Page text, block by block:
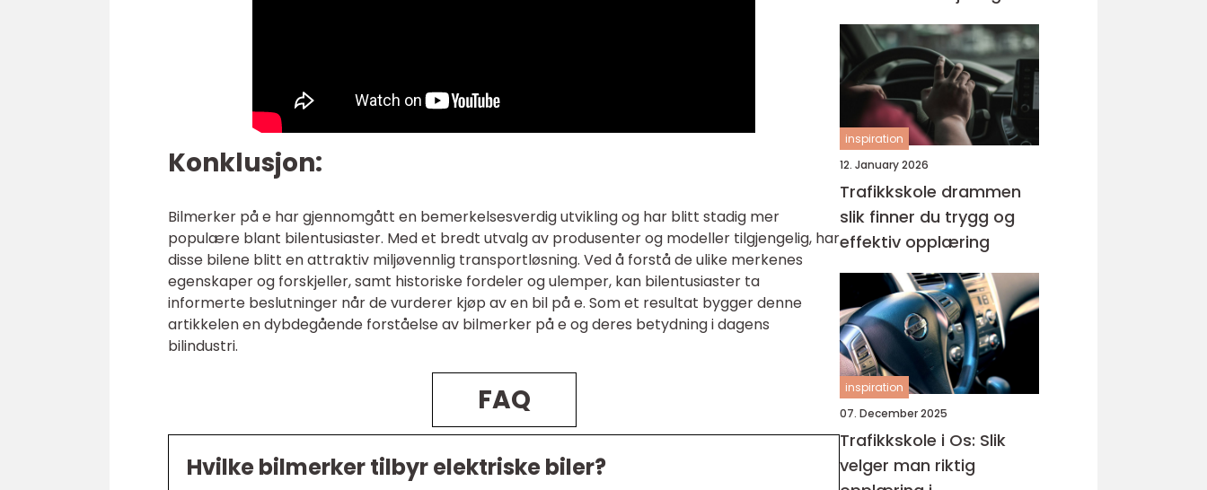
Konklusjon:
Bilmerker på e har gjennomgått en bemerkelsesverdig utvikling og har blitt stadig mer
populære blant bilentusiaster. Med et bredt utvalg av produsenter og modeller tilgjengelig, har
disse bilene blitt en attraktiv miljøvennlig transportløsning. Ved å forstå de ulike merkenes
egenskaper og forskjeller, samt historiske fordeler og ulemper, kan bilentusiaster ta
informerte beslutninger når de vurderer kjøp av en bil på e. Som et resultat bygger denne
artikkelen en dybdegående forståelse av bilmerker på e og deres betydning i dagens
bilindustri.
FAQ
Hvilke bilmerker tilbyr elektriske biler?
inspiration
12. January 2026
Trafikkskole drammen
slik finner du trygg og
effektiv opplæring
inspiration
07. December 2025
Trafikkskole i Os: Slik
velger man riktig